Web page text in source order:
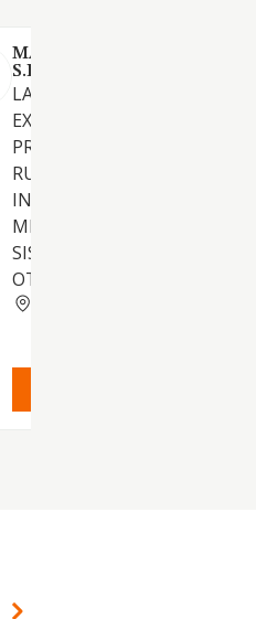
MARRERO Y MEDINA
S.L.
LA COMPRA, VENTA,
EXPLOTACION, POR CUENTA
PROPIA O AJENA, DE FINCAS
RUSTICAS, LA DOTACION DE
INSTALACIONES PROPIAS
MISMAS, COMO
SISTEMA DE RIEGO Y
OTRO ELEMENTO